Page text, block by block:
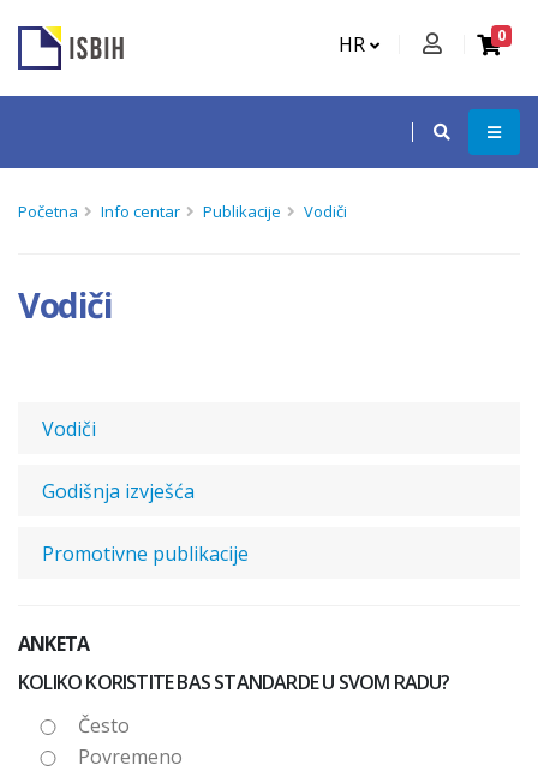
HR 0
Početna Info centar Publikacije Vodiči
Vodiči
Vodiči
Godišnja izvješća
Promotivne publikacije
ANKETA
KOLIKO KORISTITE BAS STANDARDE U SVOM RADU?
Često
Povremeno